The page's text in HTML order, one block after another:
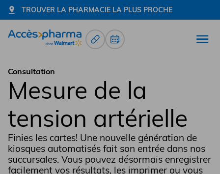
TROUVER LA PHARMACIE LA PLUS PROCHE
Allez à la page d'accueil
Renouvellement d’ordonnance
Prendre un rendez-vous
Consultation
Mesure de la
tension artérielle
Finies les cartes! Une nouvelle génération de
kiosques automatisés fait son entrée dans nos
succursales. Vous pouvez désormais enregistrer
facilement vos résultats, les imprimer ou vous